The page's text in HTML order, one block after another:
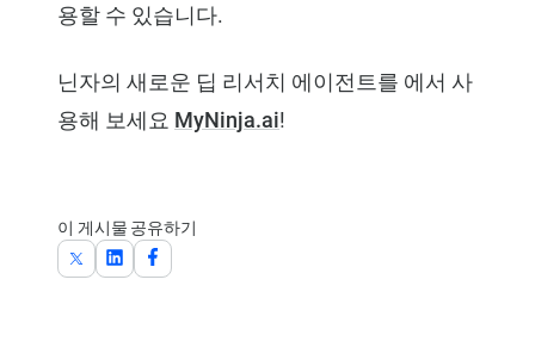
용할 수 있습니다.
닌자의 새로운 딥 리서치 에이전트를 에서 사
용해 보세요 MyNinja.ai!
이 게시물 공유하기